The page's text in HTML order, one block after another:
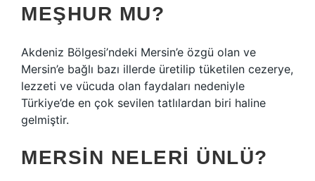
MEŞHUR MU?
Akdeniz Bölgesi’ndeki Mersin’e özgü olan ve
Mersin’e bağlı bazı illerde üretilip tüketilen cezerye,
lezzeti ve vücuda olan faydaları nedeniyle
Türkiye’de en çok sevilen tatlılardan biri haline
gelmiştir.
MERSIN NELERI ÜNLÜ?